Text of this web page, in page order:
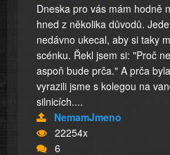
Dneska pro vás mám hodně
hned z několika důvodů.
nedávno ukecal, aby si taky
scénku. Řekl jsem si: "Proč
aspoň bude prča." A prča
vyrazili jsme s kolegou na
silnicích....
NemamJmeno
22254x
6